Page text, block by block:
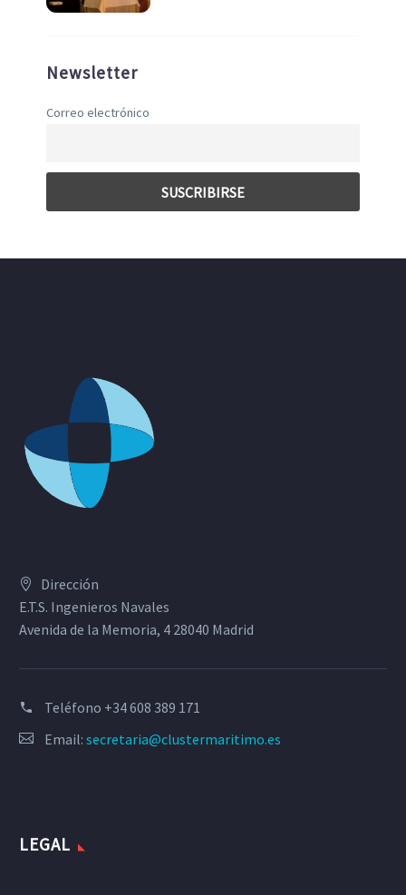
Newsletter
Correo electrónico
Dirección
E.T.S. Ingenieros Navales
Avenida de la Memoria, 4 28040 Madrid
Teléfono +34 608 389 171
Email: secretaria@clustermaritimo.es
LEGAL